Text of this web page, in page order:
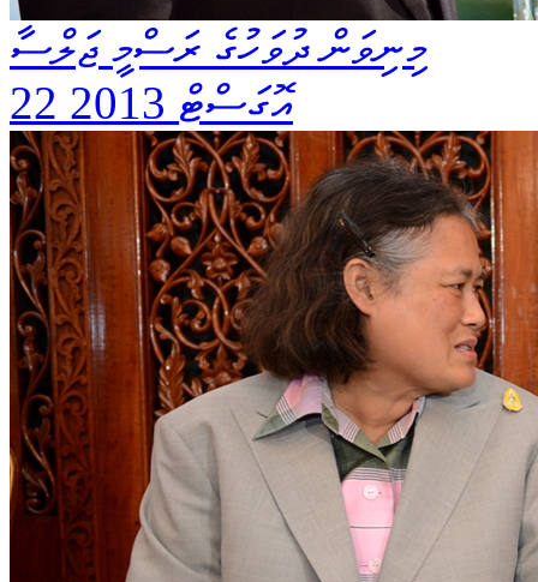
މިނިވަން ދުވަހުގެ ރަސްމީ ޖަލްސާ
22 އޮގަސްޓް 2013